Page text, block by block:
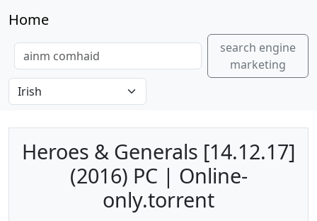
Home
search engine
marketing
Heroes & Generals [14.12.17]
(2016) PC | Online-
only.torrent